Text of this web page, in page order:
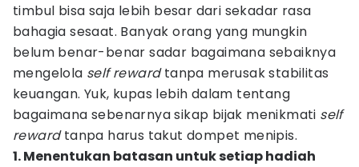
timbul bisa saja lebih besar dari sekadar rasa
bahagia sesaat. Banyak orang yang mungkin
belum benar-benar sadar bagaimana sebaiknya
mengelola self rewardtanpa merusak stabilitas
keuangan. Yuk, kupas lebih dalam tentang
bagaimana sebenarnya sikap bijak menikmati self
rewardtanpa harus takut dompet menipis.
1. Menentukan batasan untuk setiap hadiah